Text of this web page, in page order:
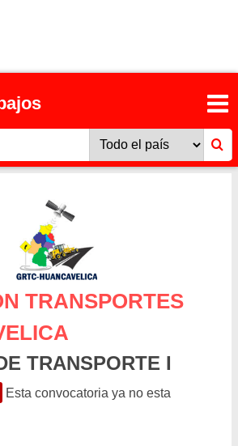
TRANSPORTES
TRANSPORTE I
Esta convocatoria ya no esta